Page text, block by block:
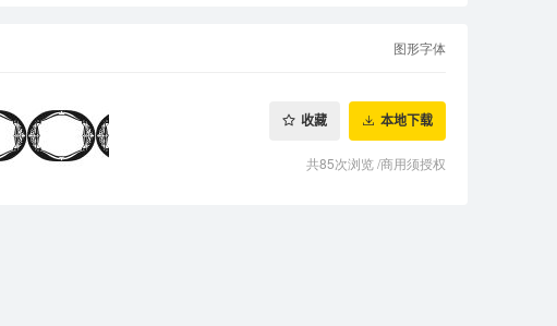
图形字体
收藏 本地下载
共85次浏览/商用须授权